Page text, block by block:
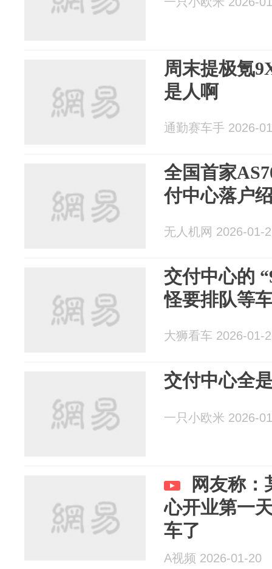
周末提极氪
是人啊
通勤赛车手 2026-
全国首家
付中心落户
无人机网 2026-01-
交付中心的
怪要排队等
大狮看车 2026-01-
交付中心全
一只小欧米 2026-
网友称：
心开业第一
车了
A视频 2026-01-20